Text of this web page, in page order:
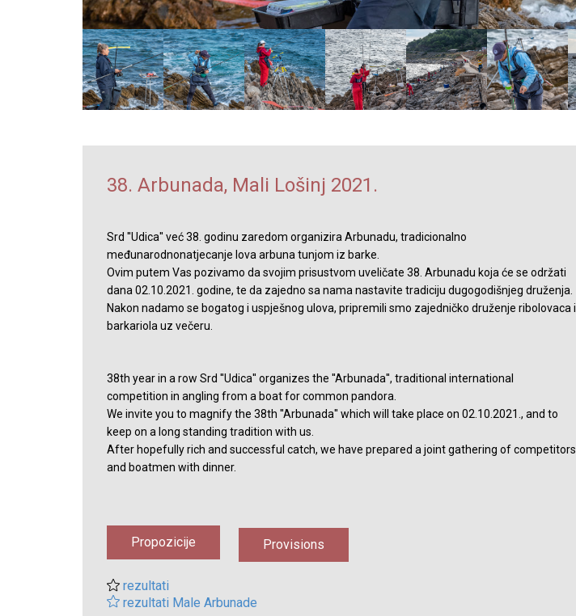
38. Arbunada, Mali Lošinj 2021.
Srd ''Udica'' već 38. godinu zaredom organizira Arbunadu, tradi​cionalno
međunarodnonatjecanje lova arbuna tunjom iz barke.
Ovim putem Vas pozivamo da svojim prisustvom uveličate 38. Arbunadu koja će se održati
dana 02.10.2021. godine, te da zajedno sa nama nastavite tradiciju dugogodišnjeg druženja.
Nakon nadamo se bogatog i uspješnog ulova, pripremili smo zajedničko druženje ribolovaca i
barkariola uz večeru.
38th year in a row Srd ''Udica'' organizes the ''Arbunada'', traditional international
competition in angling from a boat for common pandora.
We invite you to magnify the 38th ''Arbunada'' which will take place on 02.10.2021., and to
keep on a long standing tradition with us.
After hopefully rich and successful catch, we have prepared a joint gathering of competitors
and boatmen with dinner.
Provisions
Propozicije
rezultati
rezultati Male Arbunade